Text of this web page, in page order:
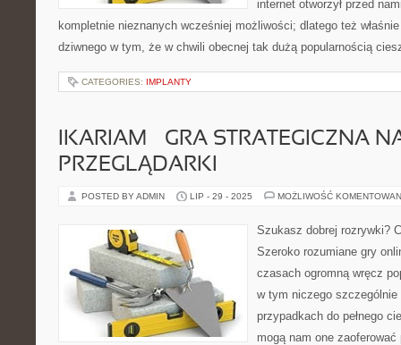
internet otworzył przed
kompletnie nieznanych wcześniej możliwości; dlatego też
dziwnego w tym, że w chwili obecnej tak dużą popularnością
CATEGORIES: IMPLANTY
IKARIAM – GRA STRATEGICZNA
PRZEGLĄDARKI
POSTED BY ADMIN LIP - 29 - 2025 MOŻLIWOŚĆ
Szukasz dobrej rozrywki?
Szeroko rozumiane gry
czasach ogromną wręcz
w tym niczego
przypadkach do pełnego
mogą nam one